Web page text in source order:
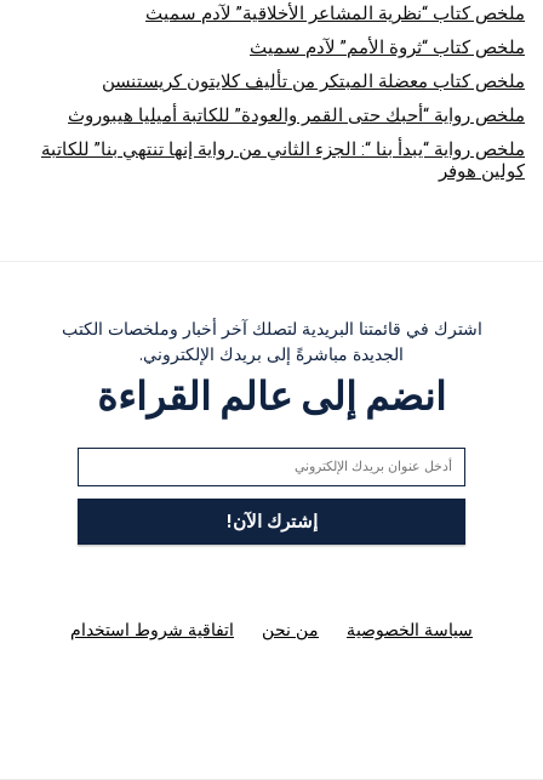
ملخص كتاب “نظرية المشاعر الأخلاقية” لآدم سميث
ملخص كتاب “ثروة الأمم” لآدم سميث
ملخص كتاب معضلة المبتكر من تأليف كلايتون كريستنسن
ملخص رواية “أحبك حتى القمر والعودة” للكاتبة أميليا هيبوروث
ملخص رواية “يبدأ بنا “: الجزء الثاني من رواية إنها تنتهي بنا” للكاتبة
كولين هوفر
اشترك في قائمتنا البريدية لتصلك آخر أخبار وملخصات الكتب
الجديدة مباشرةً إلى بريدك الإلكتروني.
انضم إلى عالم القراءة
سياسة الخصوصية من نحن اتفاقية شروط استخدام